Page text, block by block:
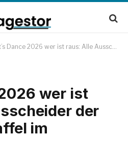
Dance 2026 wer ist raus: Alle Ausscheider der aktuellen Staffel im Überblick
wer ist
der
im